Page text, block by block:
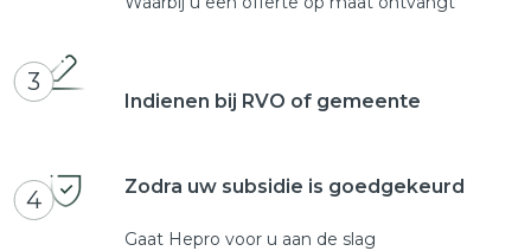
3
Indienen bij RVO of gemeente
4 Zodra uw subsidie is goedgekeurd
Gaat Hepro voor u aan de slag